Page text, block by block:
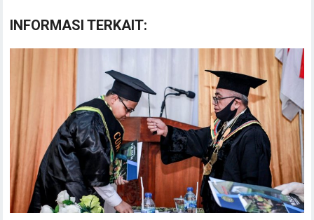
INFORMASI TERKAIT: